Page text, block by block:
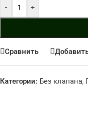
- +
Сравнить
Категории: Без клапана,